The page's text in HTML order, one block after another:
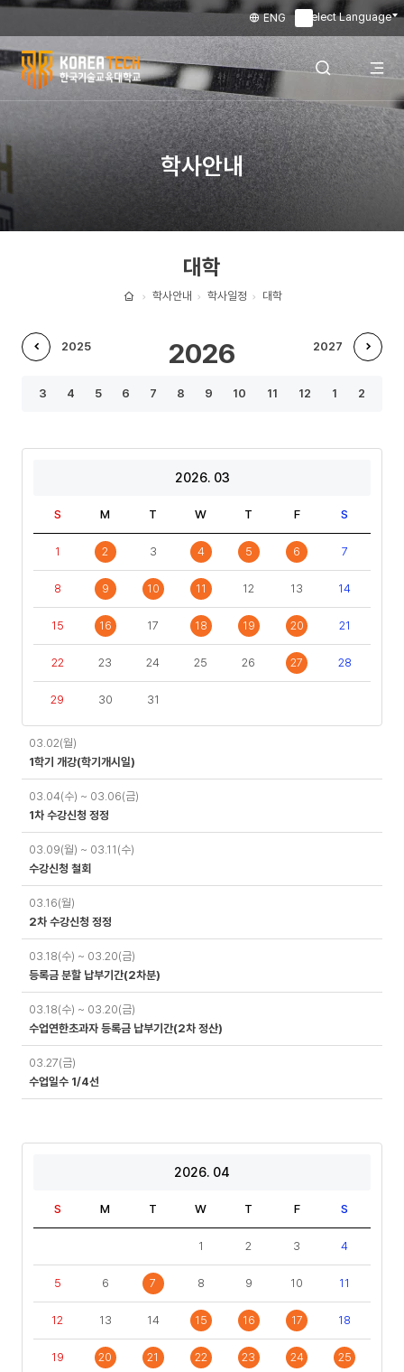
Select Language
ENG
검색 레이어
한
국
교
학
교
전
학사안내
학사안내 학사일정 대학
대학
2025
전
2026 2027
3 4 5 6 7 8 9 10 11 12 1 2
2026. 03
S M T W T F S
1 2 3 4 5 6 7
8 9 10 11 12 13 14
15 16 17 18 19 20 21
22 23 24 25 26 27 28
29 30 31
03.02(월)
1학기 개강(학기개시일)
03.04(수) ~ 03.06(금)
1차 수강신청 정정
03.09(월) ~ 03.11(수)
수강신청 철회
03.16(월)
2차 수강신청 정정
03.18(수) ~ 03.20(금)
등록금 분할 납부기간(2차분)
03.18(수) ~ 03.20(금)
수업연한초과자 등록금 납부기간(2차 정산)
03.27(금)
수업일수 1/4선
2026. 04
S M T W T F S
1 2 3 4
5 6 7 8 9 10 11
12 13 14 15 16 17 18
19 20 21 22 23 24 25